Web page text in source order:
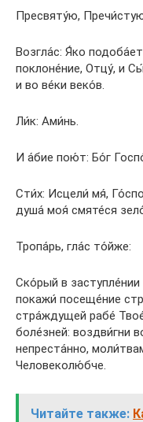
Пресвяту́ю,
Возгла́с: Я́ко
поклоне́ние, Отцу́, и
и во ве́ки веко́в.
Ли́к: Ами́нь.
И а́бие пою́т: Бо́г
Сти́х: Исцели́ мя́,
душа́ моя́ смяте́ся
Тропа́рь, гла́с то́йже:
Ско́рый в
покажи́ посеще́ние
стра́ждущей рабе́
боле́зней: воздви́гни
непреста́нно,
Человеколю́бче.
Читайте также: